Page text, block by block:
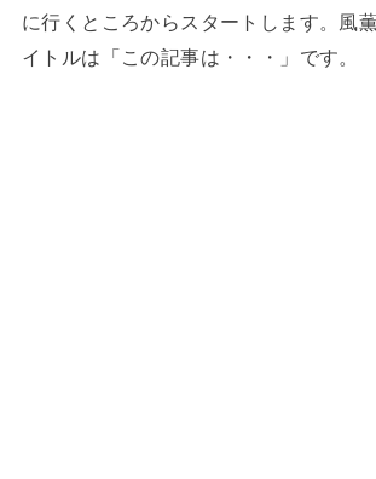
に行くところからスタートします。風
イトルは「この記事は・・・」です。